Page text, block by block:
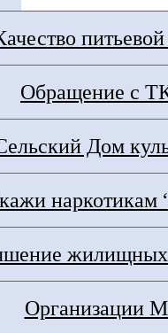
Обращение с
Дом
наркотикам
жилищных
Организации